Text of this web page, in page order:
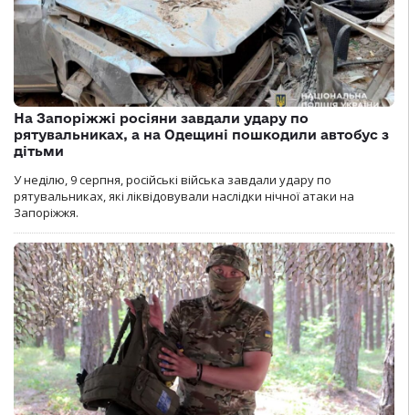
На Запоріжжі росіяни завдали удару по
рятувальниках, а на Одещині пошкодили автобус з
дітьми
У неділю, 9 серпня, російські війська завдали удару по
рятувальниках, які ліквідовували наслідки нічної атаки на
Запоріжжя.